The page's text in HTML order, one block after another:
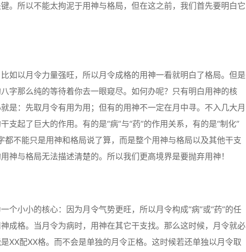
。所以不能太拘泥于用神与格局，但在这之前，我们首先要明白它
以月令力量强旺，所以月令成格的用神一看就明白了格局。但是
字那么纯的等待着你去一眼窥尽。如何办呢？只有明白用神的核
是：先取月令有用为用；但有的用神不一定在月中寻。不入几大月
起了巨大的作用。有的是“病”与“药”的作用关系，有的是“制化”
都不能只是用神和格局说了算，而是整个用神与格局以及其他干支
神与格局无法描述清楚的。所以我们更高境界是要抛弃用神！
小小的核心：因为月令气势更旺，所以月令构成“病”或“药”的任
成格。当月令为病时，用神在其它干支找。那么这时候，月令就必
XX配XX格。而不会是单独的月令正格。这时候若还单独以月令取